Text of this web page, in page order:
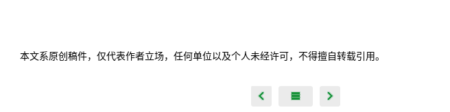
本文系原创稿件，仅代表作者立场，任何单位以及个人未经许可，不得擅自转载引用。